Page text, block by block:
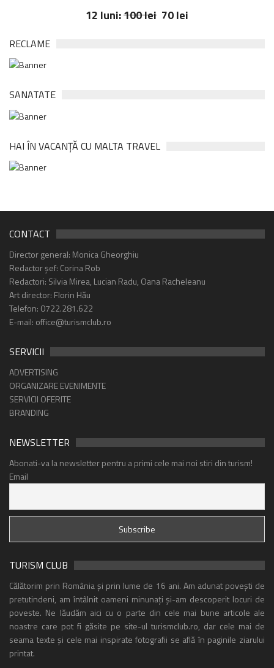
12 luni:100 lei 70 lei
RECLAME
SANATATE
HAI ÎN VACANȚĂ CU MALTA TRAVEL
CONTACT
Director general: Monica Gheorghiu
Redactor șef: Corina Rob
Redactori: Silvia Mirea, Lucian Radu, Oana Racheleanu
Art director: Florin Hău
Telefon: 0722.281.622
E-mail: office@turismclub.ro
SERVICII
ADVERTISING
ORGANIZARE EVENIMENTE
SERVICII OFERITE
BRANDING
NEWSLETTER
Abonati-va la newsletter pentru a primi cele mai noi stiri din turism!
Email
TURISM CLUB
Călătorim prin România și prin lume de 16 ani. Am adunat povești de
pretutindeni, am întâlnit oameni minunați și-am descoperit locuri de
poveste. Ne lăudăm aici cu o parte din cele mai bune articole ale
noastre care pot fi găsite pe site-ul turismclub.ro, dar cele mai de
seama texte și cele mai inspirate fotografii se află în paginile ziarului
printat.